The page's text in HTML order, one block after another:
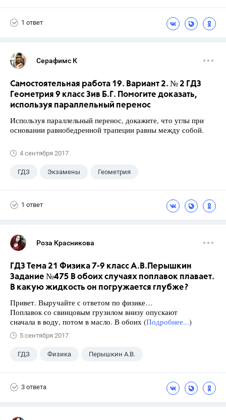
1 ответ
Серафимс К
Самостоятельная работа 19. Вариант 2. № 2 ГДЗ
Геометрия 9 класс Зив Б.Г. Помогите доказать,
используя параллельный перенос
Используя параллельный перенос, докажите, что углы при
основании равнобедренной трапеции равны между собой.
4 сентября 2017
ГДЗ Экзамены Геометрия
1 ответ
Роза Красникова
ГДЗ Тема 21 Физика 7-9 класс А.В.Перышкин
Задание №475 В обоих случаях поплавок плавает.
В какую жидкость он погружается глубже?
Привет. Выручайте с ответом по физике…
Поплавок со свинцовым грузилом внизу опускают
сначала в воду, потом в масло. В обоих (Подробнее...)
5 сентября 2017
ГДЗ Физика Перышкин А.В.
3 ответа